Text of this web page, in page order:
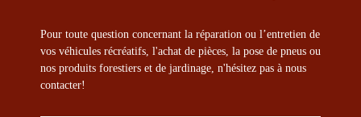
Pour toute question concernant la réparation ou l’entretien de
vos véhicules récréatifs, l'achat de pièces, la pose de pneus ou
nos produits forestiers et de jardinage, n'hésitez pas à nous
contacter!